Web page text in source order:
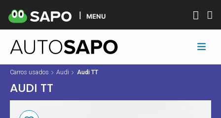
MENU
Carros usados Audi Audi TT
AUDI TT